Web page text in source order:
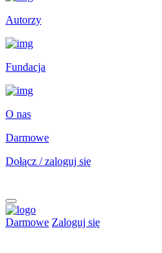
Autorzy
Fundacja
O nas
Darmowe
Dołącz / zaloguj się
Darmowe Zaloguj się